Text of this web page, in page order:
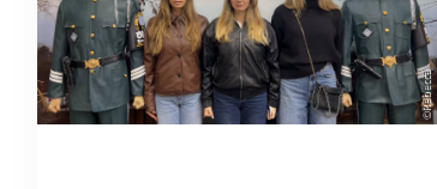
©Rebecca